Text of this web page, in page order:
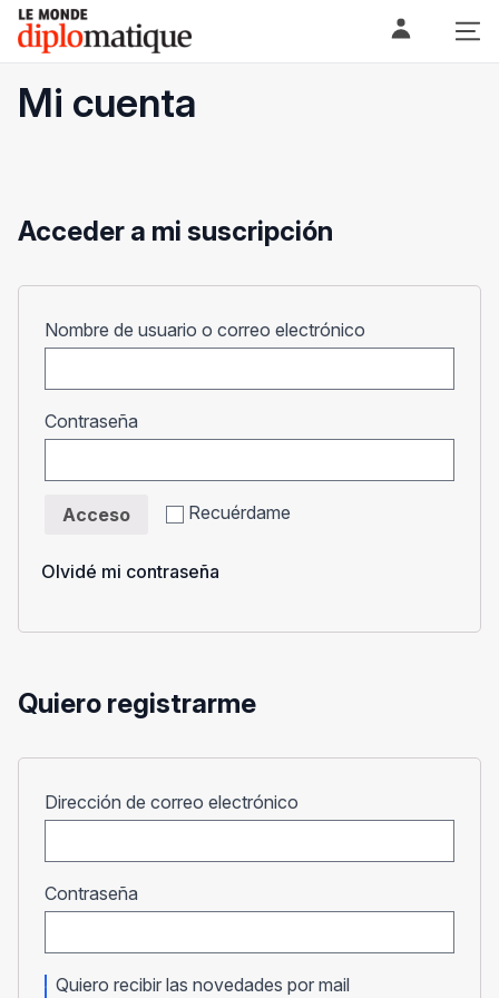
Skip
content
Le monde diplomatique
Mi cuenta
Acceder a mi suscripción
Nombre de usuario o correo electrónico
Contraseña
Recuérdame
Acceso
Olvidé mi contraseña
Quiero registrarme
Dirección de correo electrónico
Contraseña
Quiero recibir las novedades por mail